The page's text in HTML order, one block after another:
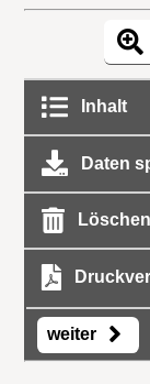
Inhalt
Daten
Löschen
weiter